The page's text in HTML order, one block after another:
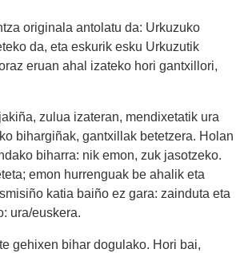
originala antolatu da: Urkuzuko
da, eta eskurik esku Urkuzutik
eruan ahal izateko hori gantxillori,
zulua izateran, mendixetatik ura
bihargiñak, gantxillak betetzera. Holan
biharra: nik emon, zuk jasotzeko.
emon hurrenguak be ahalik eta
katia baiño ez gara: zainduta eta
ura/euskera.
gehixen bihar dogulako. Hori bai,